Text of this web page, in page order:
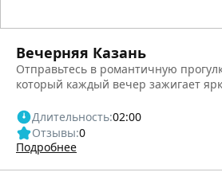
Вечерняя Казань
Отправьтесь в романтичную
который каждый вечер зажигает
Длительность:02:00
Отзывы:0
Подробнее